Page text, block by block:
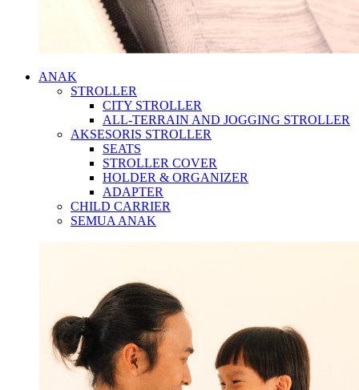
ANAK
STROLLER
CITY STROLLER
ALL-TERRAIN AND JOGGING STROLLER
AKSESORIS STROLLER
SEATS
STROLLER COVER
HOLDER & ORGANIZER
ADAPTER
CHILD CARRIER
SEMUA ANAK